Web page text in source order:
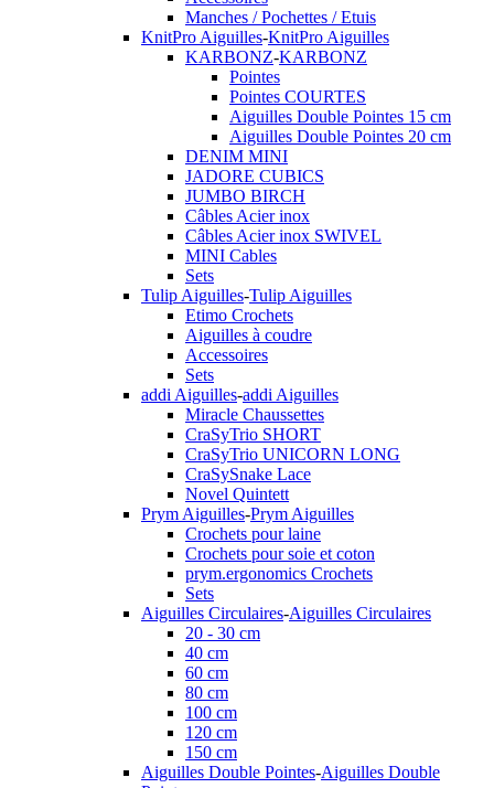
Manches / Pochettes / Etuis
KnitPro Aiguilles-KnitPro Aiguilles
KARBONZ-KARBONZ
Pointes
Pointes COURTES
Aiguilles Double Pointes 15 cm
Aiguilles Double Pointes 20 cm
DENIM MINI
JADORE CUBICS
JUMBO BIRCH
Câbles Acier inox
Câbles Acier inox SWIVEL
MINI Cables
Sets
Tulip Aiguilles-Tulip Aiguilles
Etimo Crochets
Aiguilles à coudre
Accessoires
Sets
addi Aiguilles-addi Aiguilles
Miracle Chaussettes
CraSyTrio SHORT
CraSyTrio UNICORN LONG
CraSySnake Lace
Novel Quintett
Prym Aiguilles-Prym Aiguilles
Crochets pour laine
Crochets pour soie et coton
prym.ergonomics Crochets
Sets
Aiguilles Circulaires-Aiguilles Circulaires
20 - 30 cm
40 cm
60 cm
80 cm
100 cm
120 cm
150 cm
Aiguilles Double Pointes-Aiguilles Double